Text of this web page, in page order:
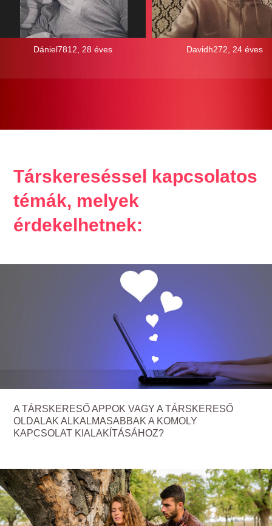
Dániel7812, 28 éves Davidh272, 24 éves
Társkereséssel kapcsolatos
témák, melyek
érdekelhetnek:
A TÁRSKERESŐ APPOK VAGY A TÁRSKERESŐ
OLDALAK ALKALMASABBAK A KOMOLY
KAPCSOLAT KIALAKÍTÁSÁHOZ?